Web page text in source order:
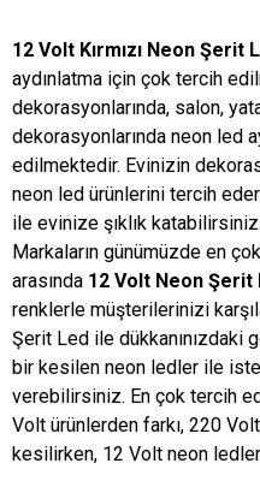
12 Volt Kırmızı Neon Şerit
aydınlatma için çok tercih
dekorasyonlarında, salon,
dekorasyonlarında neon led
edilmektedir. Evinizin
neon led ürünlerini tercih
ile evinize şıklık katabilirsiniz.
Markaların günümüzde en
arasında 12 Volt Neon Şerit
renklerle müşterilerinizi
Şerit Led ile dükkanınızdaki
bir kesilen neon ledler ile
verebilirsiniz. En çok tercih
Volt ürünlerden farkı, 220
kesilirken, 12 Volt neon